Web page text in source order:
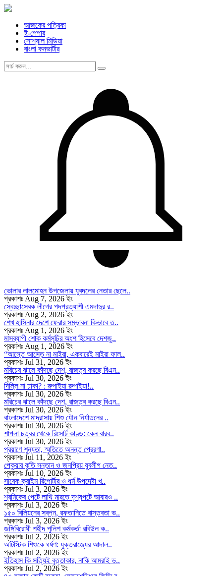
আজকের পত্রিকা
ই-পেপার
সোশ্যাল মিডিয়া
বাংলা কনভার্টার
ভোলার লালমোহন উপজেলায় যুবদলের নেতার ছেলে..
প্রকাশঃ Aug 7, 2026 ইং
স্বেচ্ছাসেবক লীগের পদপ্রত্যাশী এমদাদুর র..
প্রকাশঃ Aug 2, 2026 ইং
শেখ হাসিনার দেশে ফেরার সম্ভাবনা কিভাবে ত..
প্রকাশঃ Aug 1, 2026 ইং
মাসব্যাপী শোক কর্মসূচির অংশ হিসেবে দেশজু..
প্রকাশঃ Aug 1, 2026 ইং
“আস্তে আস্তে না মাইরা, একবারেই মাইরা ফাল..
প্রকাশঃ Jul 31, 2026 ইং
মরিচের ঝালে কাঁদছে দেশ, রাজত্ব করছে বিএন..
প্রকাশঃ Jul 30, 2026 ইং
দিল্লি না ঢাকা? : রুপাইয়া রুপাইয়া!..
প্রকাশঃ Jul 30, 2026 ইং
মরিচের ঝালে কাঁদছে দেশ, রাজত্ব করছে বিএন..
প্রকাশঃ Jul 30, 2026 ইং
বাংলাদেশে মাদ্রাসায় শিশু যৌন নির্যাতনের ..
প্রকাশঃ Jul 30, 2026 ইং
শাপলা চত্বর থেকে রিসোর্ট কাণ্ড: কেন বারব..
প্রকাশঃ Jul 30, 2026 ইং
প্রয়াণে শূন্যতা, স্মৃতিতে অনন্ত প্রেরণা..
প্রকাশঃ Jul 11, 2026 ইং
পেকুয়ার কৃতি সন্তান ও জনপ্রিয় যুবলীগ নেত..
প্রকাশঃ Jul 10, 2026 ইং
সাবেক ক্রাইম রিপোর্টার ও ধর্ম উপদেষ্টা খ..
প্রকাশঃ Jul 3, 2026 ইং
শ্রমিকের পেটে লাথি মারতে দৃশ্যপটে আবারও ..
প্রকাশঃ Jul 3, 2026 ইং
১৫০ বিলিয়নের স্বপ্ন, রফতানিতে বাস্তবতা ভ..
প্রকাশঃ Jul 3, 2026 ইং
জঙ্গিবিরোধী শহীদ পুলিশ কর্মকর্তা রবিউল ক..
প্রকাশঃ Jul 2, 2026 ইং
অটিস্টিক শিশুকে ধর্ষণ: যুক্তরাজ্যের আদাল..
প্রকাশঃ Jul 2, 2026 ইং
ইতিহাস কি সত্যিই বৃত্তাকার, নাকি আমরাই ভ..
প্রকাশঃ Jul 2, 2026 ইং